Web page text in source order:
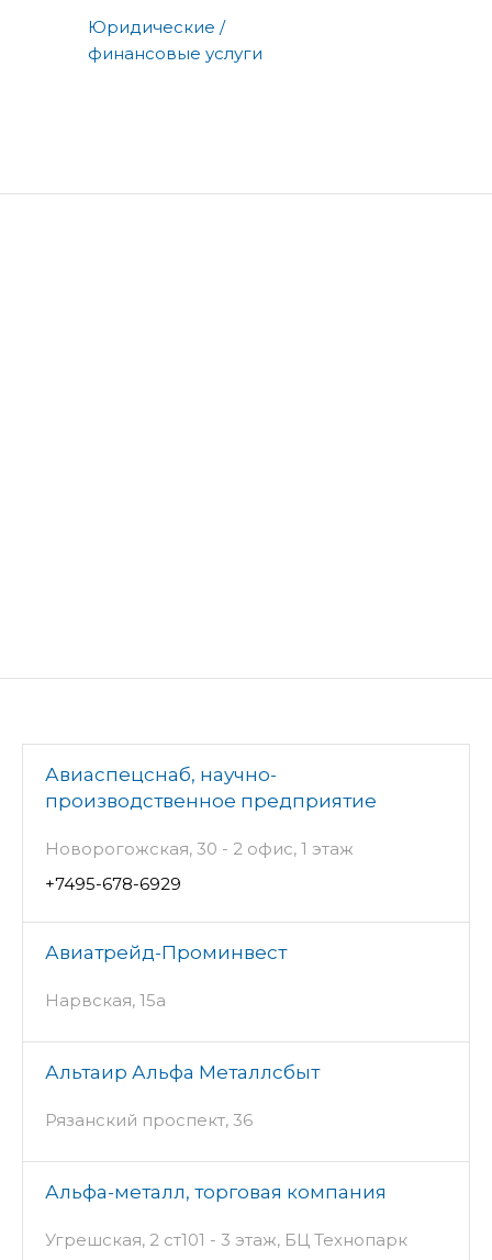
Юридические /
финансовые услуги
Авиаспецснаб, научно-
производственное предприятие
Новорогожская, 30 - 2 офис, 1 этаж
+7495-678-6929
Авиатрейд-Проминвест
Нарвская, 15а
Альтаир Альфа Металлсбыт
Рязанский проспект, 36
Альфа-металл, торговая компания
Угрешская, 2 ст101 - 3 этаж, БЦ Технопарк